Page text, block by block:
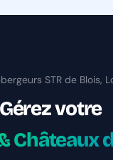
STR de Blois,
Gérez votre
Châteaux